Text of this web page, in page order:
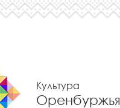
Культура
Оренбуржья